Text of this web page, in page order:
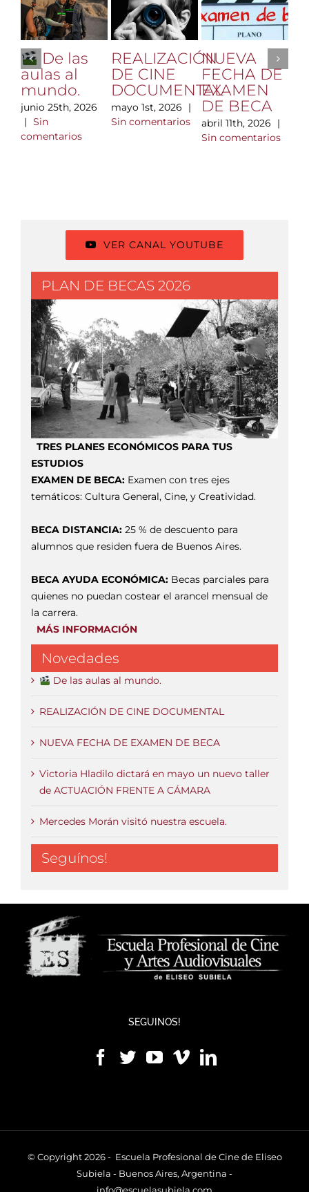
De las
aulas al
mundo.
junio 25th, 2026
| Sin
comentarios
REALIZACIÓN
DE CINE
DOCUMENTAL
mayo 1st, 2026
|
Sin comentarios
NUEVA
FECHA DE
EXAMEN
DE BECA
abril 11th, 2026
|
Sin comentarios
VER CANAL YOUTUBE
PLAN DE BECAS 2026
TRES PLANES ECONÓMICOS PARA TUS
ESTUDIOS
EXAMEN DE BECA: Examen con tres ejes
temáticos: Cultura General, Cine, y Creatividad.
BECA DISTANCIA: 25 % de descuento para
alumnos que residen fuera de Buenos Aires.
BECA AYUDA ECONÓMICA: Becas parciales para
quienes no puedan costear el arancel mensual de
la carrera.
MÁS INFORMACIÓN
Novedades
De las aulas al mundo.
REALIZACIÓN DE CINE DOCUMENTAL
NUEVA FECHA DE EXAMEN DE BECA
Victoria Hladilo dictará en mayo un nuevo taller
de ACTUACIÓN FRENTE A CÁMARA
Mercedes Morán visitó nuestra escuela.
Seguínos!
SEGUINOS!
© Copyright 2026 - Escuela Profesional de Cine de Eliseo
Subiela - Buenos Aires, Argentina -